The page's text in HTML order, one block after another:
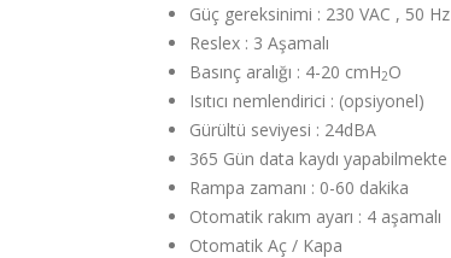
Güç gereksinimi : 230 VAC , 50 Hz
Reslex : 3 Aşamalı
Basınç aralığı : 4-20 cmH2O
Isıtıcı nemlendirici : (opsiyonel)
Gürültü seviyesi : 24dBA
365 Gün data kaydı yapabilmekte
Rampa zamanı : 0-60 dakika
Otomatik rakım ayarı : 4 aşamalı
Otomatik Aç / Kapa